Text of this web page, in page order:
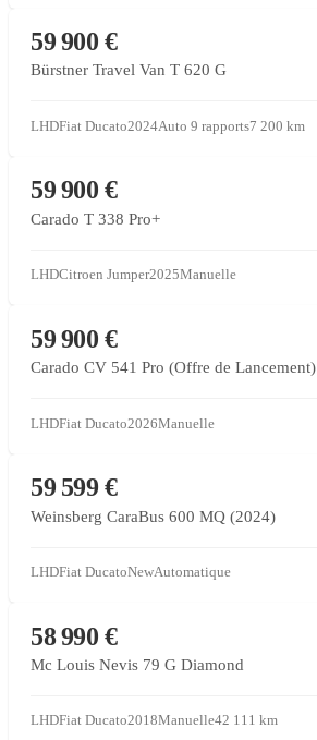
CONCESSIONNAIRE PARTENAIRE
59 900 €
Bürstner Travel Van T 620 G
LHDFiat Ducato2024Auto 9 rapports7 200 km
CONCESSIONNAIRE PARTENAIRE
59 900 €
Carado T 338 Pro+
LHDCitroen Jumper2025Manuelle
CONCESSIONNAIRE PARTENAIRE
59 900 €
Carado CV 541 Pro (Offre de Lancement)
LHDFiat Ducato2026Manuelle
CONCESSIONNAIRE PARTENAIRE
59 599 €
Weinsberg CaraBus 600 MQ (2024)
LHDFiat DucatoNewAutomatique
CONCESSIONNAIRE PARTENAIRE
58 990 €
Mc Louis Nevis 79 G Diamond
LHDFiat Ducato2018Manuelle42 111 km